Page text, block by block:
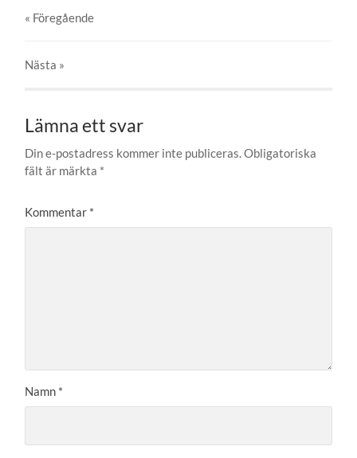
« Föregående
Nästa »
Lämna ett svar
Din e-postadress kommer inte publiceras.Obligatoriska
fält är märkta *
Kommentar *
Namn *